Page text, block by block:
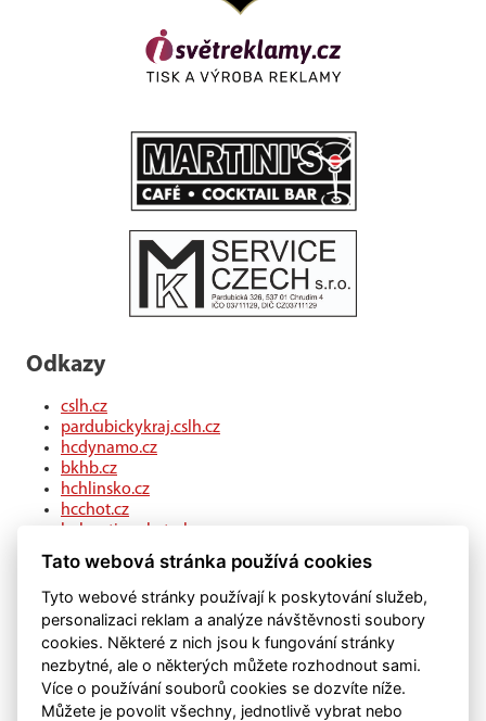
Odkazy
cslh.cz
pardubickykraj.cslh.cz
hcdynamo.cz
bkhb.cz
hchlinsko.cz
hcchot.cz
kohouti-ceskatrebova.cz
hcledec.cz
hclitomysl.cz
hcskutec.cz
hcslovan.com
hcchocen.cz
hcpolicka.com
hcsvetlans.cz
eSports.cz
klubweb.cz
Tato webová stránka používá cookies
Tyto webové stránky používají k poskytování služeb,
personalizaci reklam a analýze návštěvnosti soubory
cookies. Některé z nich jsou k fungování stránky
nezbytné, ale o některých můžete rozhodnout sami.
Více o používání souborů cookies se dozvíte níže.
Můžete je povolit všechny, jednotlivě vybrat nebo